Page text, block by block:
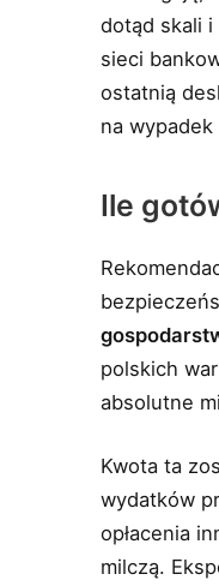
dotąd skali i
sieci
ostatnią
na
Ile
polskich
absolutne
Kwota ta
wydatków
opłacenia
milczą.